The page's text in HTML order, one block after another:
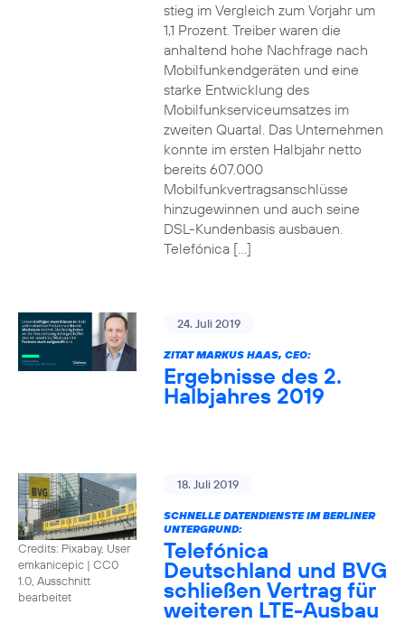
stieg im Vergleich zum Vorjahr um
1,1 Prozent. Treiber waren die
anhaltend hohe Nachfrage nach
Mobilfunkendgeräten und eine
starke Entwicklung des
Mobilfunkserviceumsatzes im
zweiten Quartal. Das Unternehmen
konnte im ersten Halbjahr netto
bereits 607.000
Mobilfunkvertragsanschlüsse
hinzugewinnen und auch seine
DSL-Kundenbasis ausbauen.
Telefónica […]
24. Juli 2019
ZITAT MARKUS HAAS, CEO:
Ergebnisse des 2.
Halbjahres 2019
Credits: Pixabay, User
emkanicepic | CC0
1.0, Ausschnitt
bearbeitet
18. Juli 2019
SCHNELLE DATENDIENSTE IM BERLINER
UNTERGRUND:
Telefónica
Deutschland und BVG
schließen Vertrag für
weiteren LTE-Ausbau